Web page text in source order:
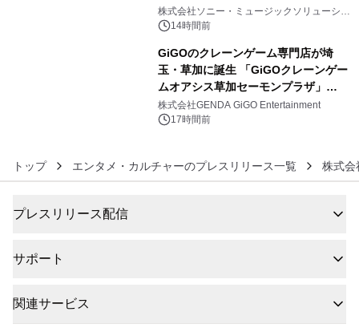
株式会社ソニー・ミュージックソリューショ
ンズ14時間前
GiGOのクレーンゲーム専門店が埼
玉・草加に誕生 「GiGOクレーンゲー
ムオアシス草加セーモンプラザ」
2026年8月7日(金)10時グランドオープ
ン
株式会社GENDA GiGO Entertainment
17時間前
トップ エンタメ・カルチャーのプレスリリース一覧 株式会
プレスリリース配信
サポート
関連サービス